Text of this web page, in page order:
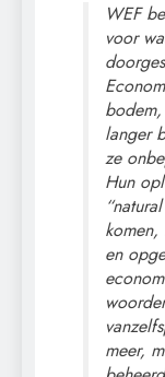
WEF
voor
langer
ze
Hun
en
meer,